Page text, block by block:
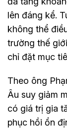
lên đáng kể.
không thể
trường thế
chỉ đặt mục
Theo ông
Âu suy giảm
có giá trị gia
phục hồi ổn